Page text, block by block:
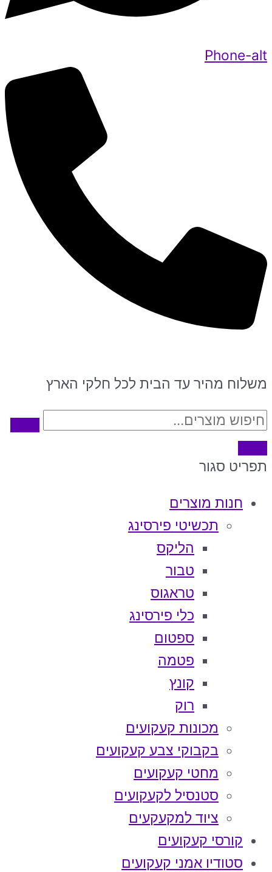
Phone-alt
משלוח מהיר עד הבית לכל חלקי הארץ
תפריט סגור
חנות מוצרים
תכשיטי פירסינג
הליקס
טבור
טראגוס
כלי פירסינג
ספטום
פטמה
קונץ
רוק
מכונות קעקועים
בקבוקי צבע קעקועים
מחטי קעקועים
סטנסיל לקעקועים
ציוד למקעקעים
קורסי קעקועים
סטודיו אמני קעקועים